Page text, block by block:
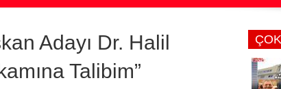
Adayı Dr. Halil
Talibim”